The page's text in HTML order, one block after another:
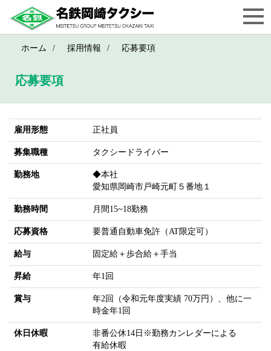
ホーム 採用情報 応募要項
応募要項
雇用形態 正社員
募集職種 タクシードライバー
勤務地
◆本社
愛知県岡崎市戸崎元町５番地１
勤務時間 月間15~18勤務
応募資格 要普通自動車免許（AT限定可）
給与 固定給＋歩合給＋手当
昇給 年1回
賞与
年2回（令和元年度実績 70万円）、他に一
時金年1回
休日休暇
非番公休14日※勤務カンレダーによる
有給休暇